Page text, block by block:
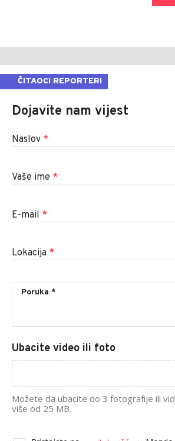
ČITAOCI REPORTERI
Dojavite nam vijest
Naslov *
Vaše ime *
E-mail *
Lokacija *
Ubacite video ili foto
Možete da ubacite do 3 fotografije ili
više od 25 MB.